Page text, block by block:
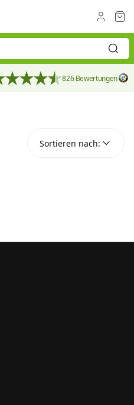
826 Bewertungen
Sortieren nach: